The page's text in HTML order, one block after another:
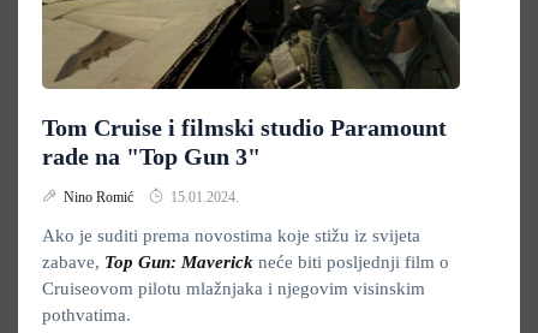
Tom Cruise i filmski studio Paramount
rade na "Top Gun 3"
Nino Romić 15.01.2024.
Ako je suditi prema novostima koje stižu iz svijeta
zabave, Top Gun: Maverick neće biti posljednji film o
Cruiseovom pilotu mlažnjaka i njegovim visinskim
pothvatima.